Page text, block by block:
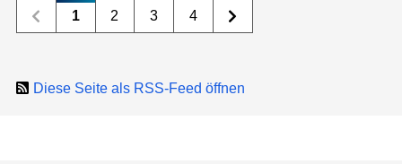
1 2 3 4
Diese Seite als RSS-Feed öffnen